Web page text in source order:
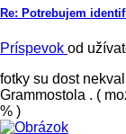
Re: Potrebujem
Príspevok od
fotky su dost
Grammostola . (
% )